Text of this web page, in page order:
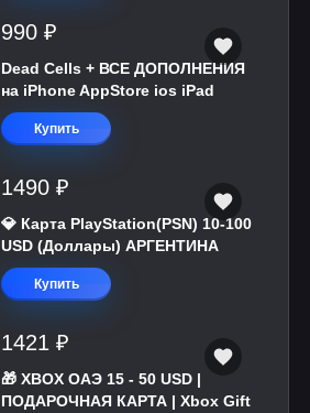
990 ₽
Dead Cells + ВСЕ ДОПОЛНЕНИЯ
на iPhone AppStore ios iPad
Купить
1490 ₽
💎 Карта PlayStation(PSN) 10-100
USD (Доллары) АРГЕНТИНА
Купить
1421 ₽
🎁 XBOX ОАЭ 15 - 50 USD |
ПОДАРОЧНАЯ КАРТА | Xbox Gift